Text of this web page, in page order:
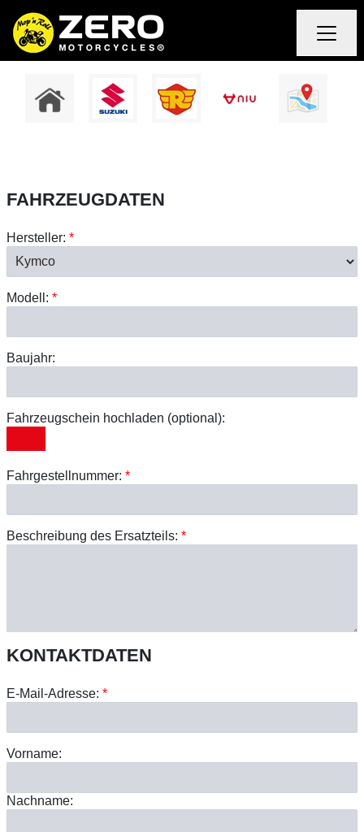
FAHRZEUGDATEN
Hersteller: *
Modell: *
Baujahr:
Fahrzeugschein hochladen (optional):
Fahrgestellnummer: *
Beschreibung des Ersatzteils: *
KONTAKTDATEN
E-Mail-Adresse: *
Vorname:
Nachname: